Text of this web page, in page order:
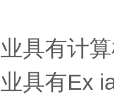
具有计
具有Ex